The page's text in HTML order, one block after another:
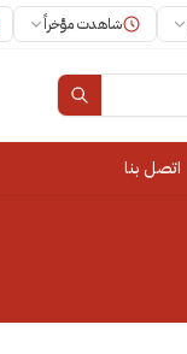
شاهدت مؤخراً
اتصل بنا